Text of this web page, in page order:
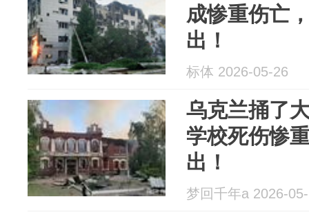
成惨重伤亡
出！
标体 2026-05-26
乌克兰捅了
学校死伤惨
出！
梦回千年a 2026-